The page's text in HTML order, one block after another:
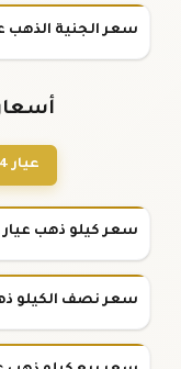
سعر الجنية الذهب
عيار 24
سعر كيلو ذهب عيار ٢٤
سعر نصف الكيلو ذهب